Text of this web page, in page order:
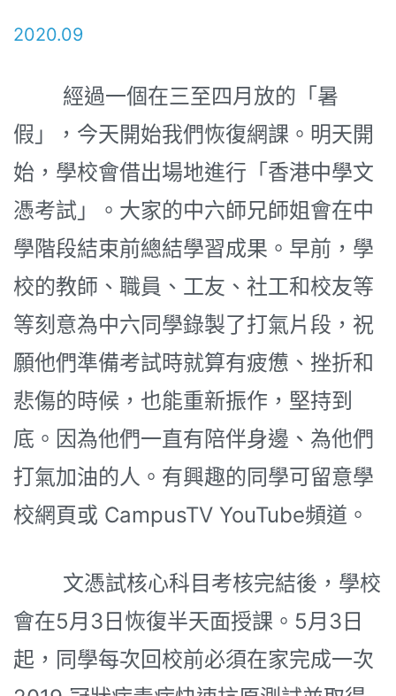
2020.09
經過一個在三至四月放的「暑
假」，今天開始我們恢復網課。明天開
始，學校會借出場地進行「香港中學文
憑考試」。大家的中六師兄師姐會在中
學階段結束前總結學習成果。早前，學
校的教師、職員、工友、社工和校友等
等刻意為中六同學錄製了打氣片段，祝
願他們準備考試時就算有疲憊、挫折和
悲傷的時候，也能重新振作，堅持到
底。因為他們一直有陪伴身邊、為他們
打氣加油的人。有興趣的同學可留意學
校網頁或 CampusTV YouTube頻道。
文憑試核心科目考核完結後，學校
會在5月3日恢復半天面授課。5月3日
起，同學每次回校前必須在家完成一次